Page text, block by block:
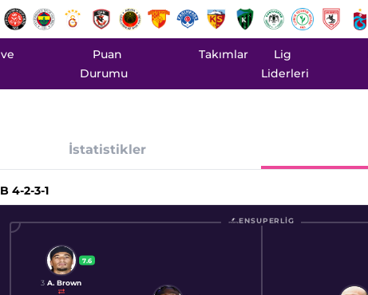
Puan
Durumu
Takımlar
Lig
Liderleri
İstatistikler
4-2-3-1
ENSUPERLIG
7.6
3 A. Brown